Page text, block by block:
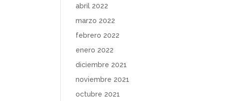
abril 2022
marzo 2022
febrero 2022
enero 2022
diciembre 2021
noviembre 2021
octubre 2021